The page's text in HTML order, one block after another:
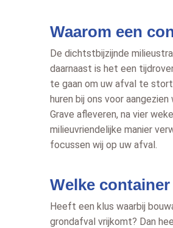
Waarom een
De dichtstbijzijnde
daarnaast is het een
te gaan om uw afval te
huren bij ons voor
Grave afleveren, na vier
milieuvriendelijke manier
focussen wij op uw afval.
Welke
Heeft een klus waarbij
grondafval vrijkomt? Dan